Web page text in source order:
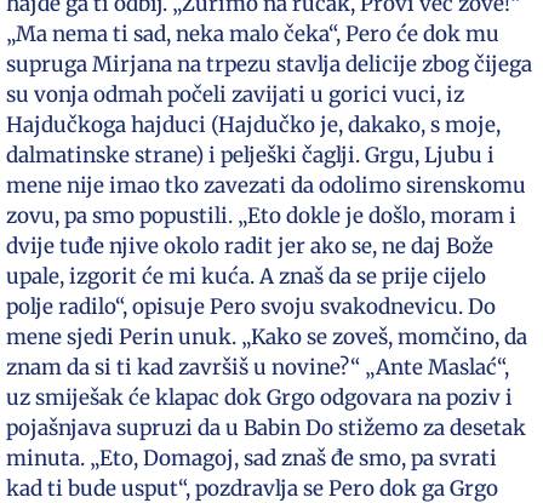
„Ma nema ti sad, neka malo čeka“, Pero će dok mu
supruga Mirjana na trpezu stavlja delicije zbog čijega
su vonja odmah počeli zavijati u gorici vuci, iz
Hajdučkoga hajduci (Hajdučko je, dakako, s moje,
dalmatinske strane) i pelješki čaglji. Grgu, Ljubu i
mene nije imao tko zavezati da odolimo sirenskomu
zovu, pa smo popustili. „Eto dokle je došlo, moram i
dvije tuđe njive okolo radit jer ako se, ne daj Bože
upale, izgorit će mi kuća. A znaš da se prije cijelo
polje radilo“, opisuje Pero svoju svakodnevicu. Do
mene sjedi Perin unuk. „Kako se zoveš, momčino, da
znam da si ti kad završiš u novine?“ „Ante Maslać“,
uz smiješak će klapac dok Grgo odgovara na poziv i
pojašnjava supruzi da u Babin Do stižemo za desetak
minuta. „Eto, Domagoj, sad znaš đe smo, pa svrati
kad ti bude usput“, pozdravlja se Pero dok ga Grgo